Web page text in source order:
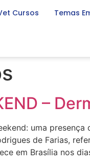
Cursos Temas
–
uma
de Farias,
em Brasília nos